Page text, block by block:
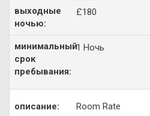
£180
1 Ночь
Room Rate